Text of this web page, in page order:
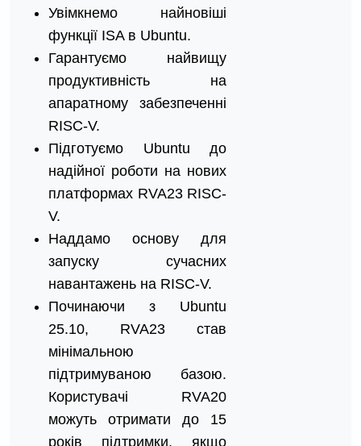
Увімкнемо найновіші
функції ISA в Ubuntu.
Гарантуємо найвищу
продуктивність на
апаратному забезпеченні
RISC-V.
Підготуємо Ubuntu до
надійної роботи на нових
платформах RVA23 RISC-
V.
Наддамо основу для
запуску сучасних
навантажень на RISC-V.
Починаючи з Ubuntu
25.10, RVA23 став
мінімальною
підтримуваною базою.
Користувачі RVA20
можуть отримати до 15
років підтримки, якщо